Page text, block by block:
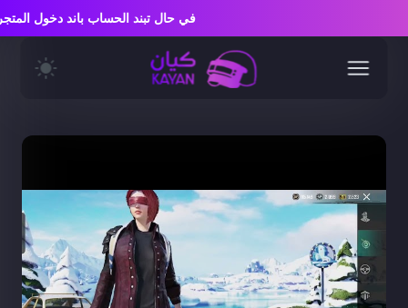
في حال تبند الحساب باند دخول